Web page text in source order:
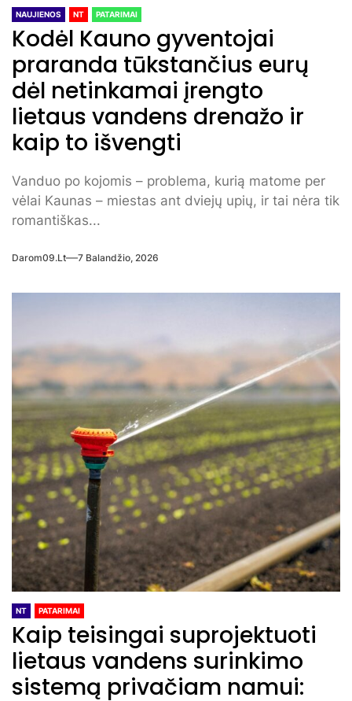
NAUJIENOS NT PATARIMAI
Kodėl Kauno gyventojai
praranda tūkstančius eurų
dėl netinkamai įrengto
lietaus vandens drenažo ir
kaip to išvengti
Vanduo po kojomis – problema, kurią matome per
vėlai Kaunas – miestas ant dviejų upių, ir tai nėra tik
romantiškas...
Darom09.lt 7 Balandžio, 2026
NT PATARIMAI
Kaip teisingai suprojektuoti
lietaus vandens surinkimo
sistemą privačiam namui: